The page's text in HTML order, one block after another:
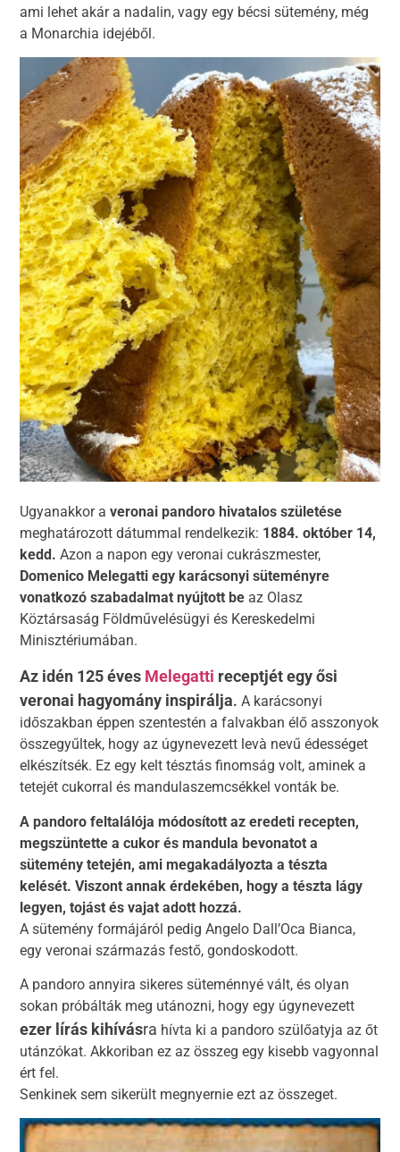
ami lehet akár a nadalin, vagy egy bécsi sütemény, még
a Monarchia idejéből.
Ugyanakkor a veronai pandoro hivatalos születése
meghatározott dátummal rendelkezik: 1884. október 14,
kedd.Azon a napon egy veronai cukrászmester,
Domenico Melegatti egy karácsonyi süteményre
vonatkozó szabadalmat nyújtott be az Olasz
Köztársaság Földművelésügyi és Kereskedelmi
Minisztériumában.
Az idén 125 éves Melegatti receptjét egy ősi
veronai hagyomány inspirálja. A karácsonyi
időszakban éppen szentestén a falvakban élő asszonyok
összegyűltek, hogy az úgynevezett levà nevű édességet
elkészítsék. Ez egy kelt tésztás finomság volt, aminek a
tetejét cukorral és mandulaszemcsékkel vonták be.
A pandoro feltalálója módosított az eredeti recepten,
megszüntette a cukor és mandula bevonatot a
sütemény tetején, ami megakadályozta a tészta
kelését. Viszont annak érdekében, hogy a tészta lágy
legyen, tojást és vajat adott hozzá.
A sütemény formájáról pedig Angelo Dall’Oca Bianca,
egy veronai származás festő, gondoskodott.
A pandoro annyira sikeres süteménnyé vált, és olyan
sokan próbálták meg utánozni, hogy egy úgynevezett
ezer lírás kihívásra hívta ki a pandoro szülőatyja az őt
utánzókat. Akkoriban ez az összeg egy kisebb vagyonnal
ért fel.
Senkinek sem sikerült megnyernie ezt az összeget.